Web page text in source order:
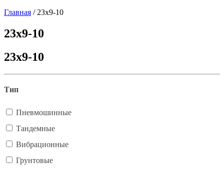
Главная / 23х9-10
23х9-10
23х9-10
Тип
Пневмошинные
Тандемные
Вибрационные
Грунтовые